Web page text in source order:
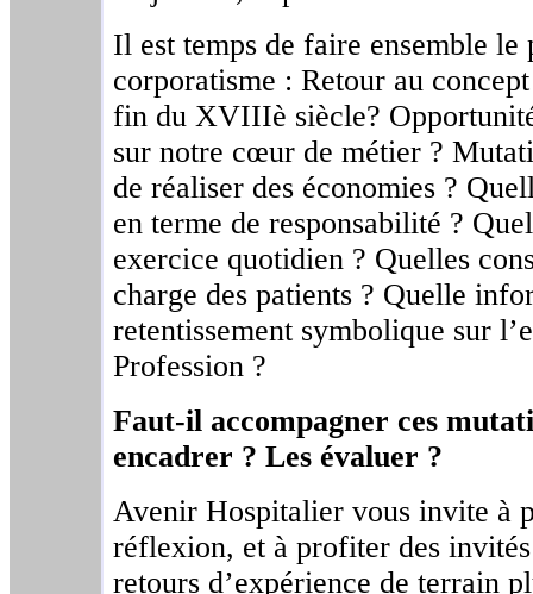
Il est temps de faire ensemble le
corporatisme : Retour au
fin du XVIIIè siècle?
sur notre cœur de métier ?
de réaliser des économies ?
en terme de responsabilité ?
exercice quotidien ? Quelles
charge des patients ? Quelle
retentissement symbolique sur
Profession ?
Faut-il accompagner ces
encadrer ? Les évaluer ?
Avenir Hospitalier vous invite à
réflexion, et à profiter des
retours d’expérience de terrain